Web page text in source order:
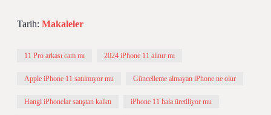
Tarih: Makaleler
11 Pro arkası cam mı 2024 iPhone 11 alınır mı
Apple iPhone 11 satılmıyor mu Güncelleme almayan iPhone ne olur
Hangi iPhonelar satıştan kalktı iPhone 11 hala üretiliyor mu